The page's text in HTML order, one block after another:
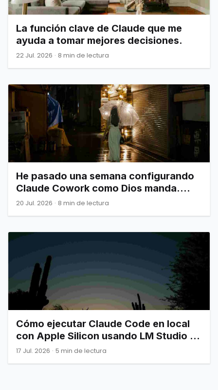
La función clave de Claude que me
ayuda a tomar mejores decisiones.
22 Jul. 2026 · 8 min de lectura
He pasado una semana configurando
Claude Cowork como Dios manda.
Esto es todo lo que de verdad
20 Jul. 2026 · 8 min de lectura
Cómo ejecutar Claude Code en local
con Apple Silicon usando LM Studio y
LiteLLM (Gratis)
17 Jul. 2026 · 5 min de lectura